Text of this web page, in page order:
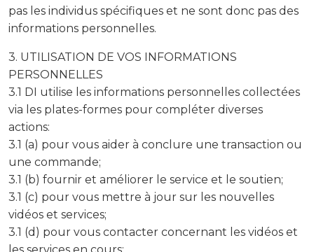
pas les individus spécifiques et ne sont donc pas des
informations personnelles.
3. UTILISATION DE VOS INFORMATIONS
PERSONNELLES
3.1 DI utilise les informations personnelles collectées
via les plates-formes pour compléter diverses
actions:
3.1 (a) pour vous aider à conclure une transaction ou
une commande;
3.1 (b) fournir et améliorer le service et le soutien;
3.1 (c) pour vous mettre à jour sur les nouvelles
vidéos et services;
3.1 (d) pour vous contacter concernant les vidéos et